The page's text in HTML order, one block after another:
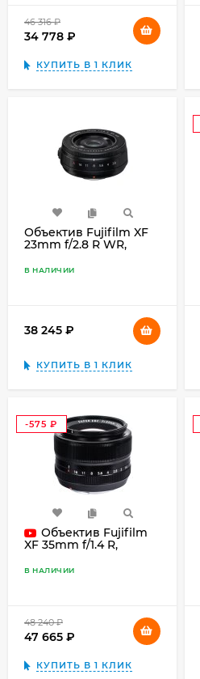
46 316
34 778
КУПИТЬ В 1 КЛИК
Объектив Fujifilm XF
23mm f/2.8 R WR,
В НАЛИЧИИ
38 245
КУПИТЬ В 1 КЛИК
-575
₽
Объектив Fujifilm
XF 35mm f/1.4 R,
В НАЛИЧИИ
48 240
47 665
КУПИТЬ В 1 КЛИК